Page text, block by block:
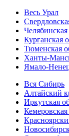
Весь Урал
Челябинская
Курганская
Тюменская
Ханты-
Ямало-
Вся Сибирь
Алтайский
Иркутская
Кемеровская